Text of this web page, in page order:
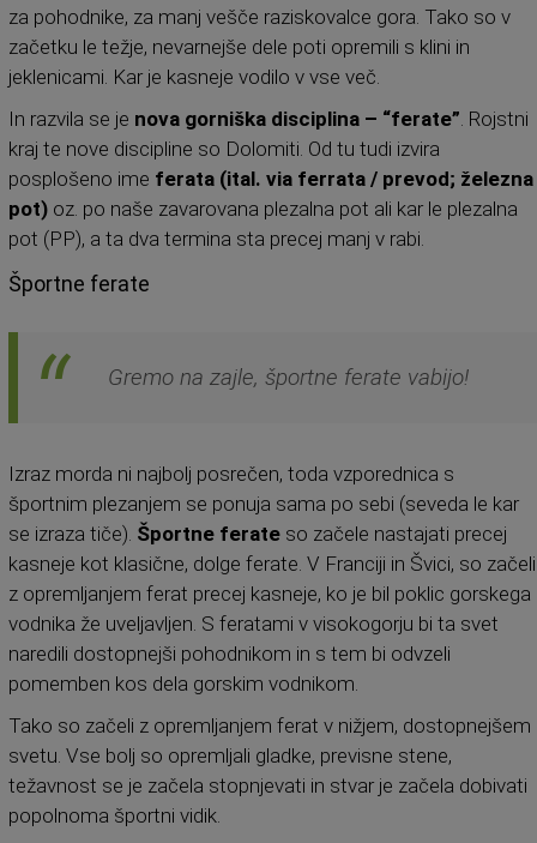
za pohodnike, za manj vešče raziskovalce gora. Tako so v
začetku le težje, nevarnejše dele poti opremili s klini in
jeklenicami. Kar je kasneje vodilo v vse več.
In razvila se je nova gorniška disciplina – “ferate” . Rojstni
kraj te nove discipline so Dolomiti. Od tu tudi izvira
posplošeno ime ferata (ital. via ferrata / prevod; železna
pot) oz. po naše zavarovana plezalna pot ali kar le plezalna
pot (PP), a ta dva termina sta precej manj v rabi.
Športne ferate
Gremo na zajle, športne ferate vabijo!
Izraz morda ni najbolj posrečen, toda vzporednica s
športnim plezanjem se ponuja sama po sebi (seveda le kar
se izraza tiče). Športne ferate so začele nastajati precej
kasneje kot klasične, dolge ferate. V Franciji in Švici, so začeli
z opremljanjem ferat precej kasneje, ko je bil poklic gorskega
vodnika že uveljavljen. S feratami v visokogorju bi ta svet
naredili dostopnejši pohodnikom in s tem bi odvzeli
pomemben kos dela gorskim vodnikom.
Tako so začeli z opremljanjem ferat v nižjem, dostopnejšem
svetu. Vse bolj so opremljali gladke, previsne stene,
težavnost se je začela stopnjevati in stvar je začela dobivati
popolnoma športni vidik.